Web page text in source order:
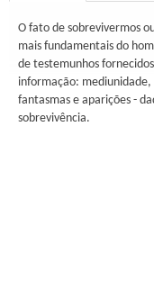
O fato de sobrevivermos
mais fundamentais do
de testemunhos
informação: mediunidade,
fantasmas e aparições -
sobrevivência.